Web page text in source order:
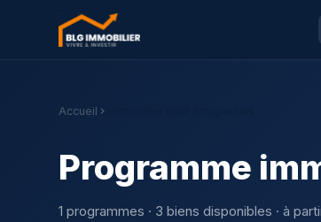
Accueil
Programme
1 programmes · 3 biens disponibles · à